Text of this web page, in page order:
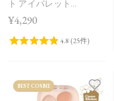
ト アイパレット
［EX11,EX12］＜限定品
¥4,290
BEST COSME